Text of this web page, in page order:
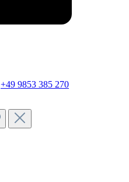
+49 9853 385 270